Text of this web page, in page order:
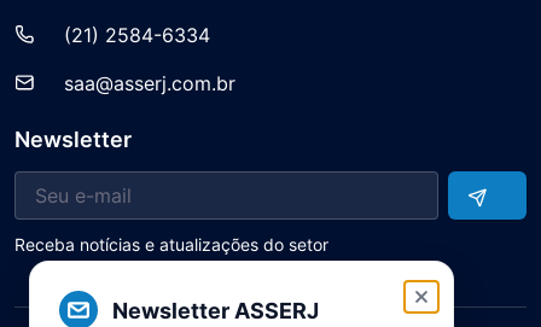
Newsletter ASSERJ
(21) 2584-6334
saa@asserj.com.br
Newsletter
Receba notícias e atualizações do setor